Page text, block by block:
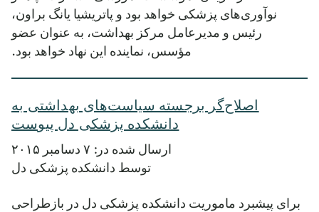
نوآوری‌های پزشکی خواهد بود و پاتریشیا یانگ براون،
رئیس و مدیرعامل مرکز بهداشت، به عنوان عضو
مؤسس، نماینده این نهاد خواهد بود.
اصلاح‌گر برجسته سیاست‌های بهداشتی به
دانشکده پزشکی دل پیوست
ارسال شده در: ۷ دسامبر ۲۰۱۵
توسط دانشکده پزشکی دل
برای پیشبرد ماموریت دانشکده پزشکی دل در بازطراحی